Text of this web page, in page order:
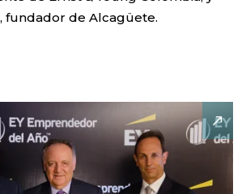
fundador de Alcagüete.